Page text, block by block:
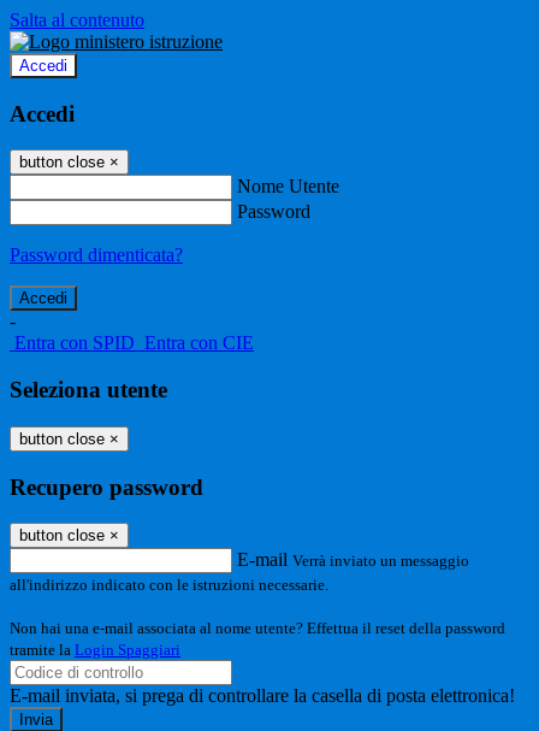
Salta al contenuto
Accedi
Accedi
button close ×
Nome Utente
Password
Password dimenticata?
-
Entra con SPID Entra con CIE
Seleziona utente
button close ×
Recupero password
button close ×
E-mail Verrà inviato un messaggio
all'indirizzo indicato con le istruzioni necessarie.
Non hai una e-mail associata al nome utente? Effettua il reset della password
tramite la Login Spaggiari
E-mail inviata, si prega di controllare la casella di posta elettronica!